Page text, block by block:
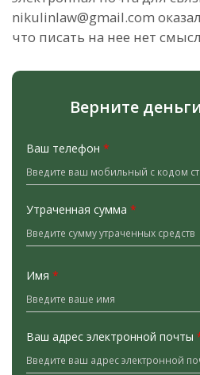
nikulinlaw@gmail.com
что писать на нее нет
Верните
Ваш телефон *
Утраченная сумма *
Имя *
Ваш адрес электронной почты